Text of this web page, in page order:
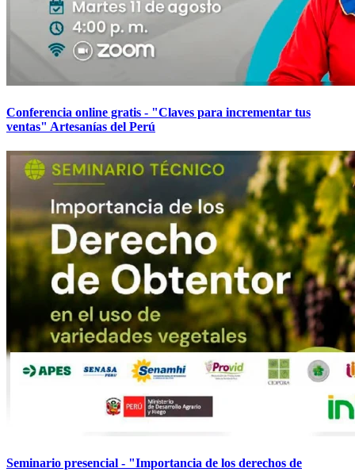
Conferencia online gratis - "Claves para incrementar tus
ventas" Artesanías del Perú
Seminario presencial - "Importancia de los derechos de